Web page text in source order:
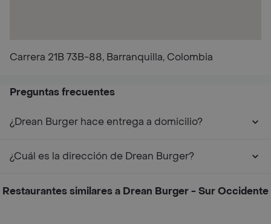
Carrera 21B 73B-88, Barranquilla, Colombia
Preguntas frecuentes
¿Drean Burger hace entrega a domicilio?
¿Cuál es la dirección de Drean Burger?
Restaurantes similares a Drean Burger - Sur Occidente